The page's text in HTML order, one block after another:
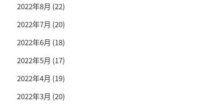
2022年8月 (22)
2022年7月 (20)
2022年6月 (18)
2022年5月 (17)
2022年4月 (19)
2022年3月 (20)